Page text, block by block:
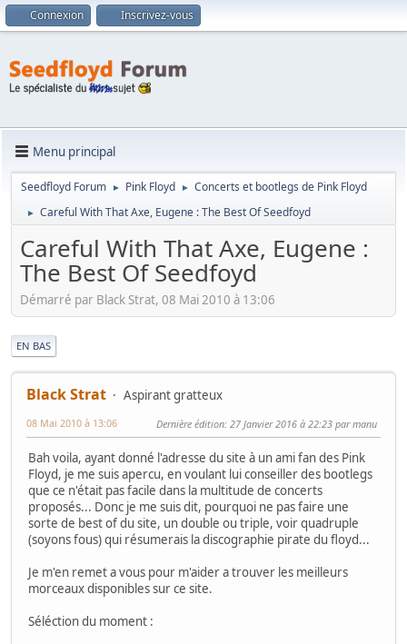
Connexion Inscrivez-vous
Menu principal
Seedfloyd Forum ► Pink Floyd ► Concerts et bootlegs de Pink Floyd
► Careful With That Axe, Eugene : The Best Of Seedfoyd
Careful With That Axe, Eugene :
The Best Of Seedfoyd
Démarré par Black Strat, 08 Mai 2010 à 13:06
EN BAS
Black Strat Aspirant gratteux
08 Mai 2010 à 13:06 Dernière édition: 27 Janvier 2016 à 22:23 par manu
Bah voila, ayant donné l'adresse du site à un ami fan des Pink
Floyd, je me suis apercu, en voulant lui conseiller des bootlegs
que ce n'était pas facile dans la multitude de concerts
proposés... Donc je me suis dit, pourquoi ne pas faire une
sorte de best of du site, un double ou triple, voir quadruple
(soyons fous) qui résumerais la discographie pirate du floyd...
Je m'en remet a vous pour m'aider a trouver les meilleurs
morceaux disponibles sur ce site.
Séléction du moment :